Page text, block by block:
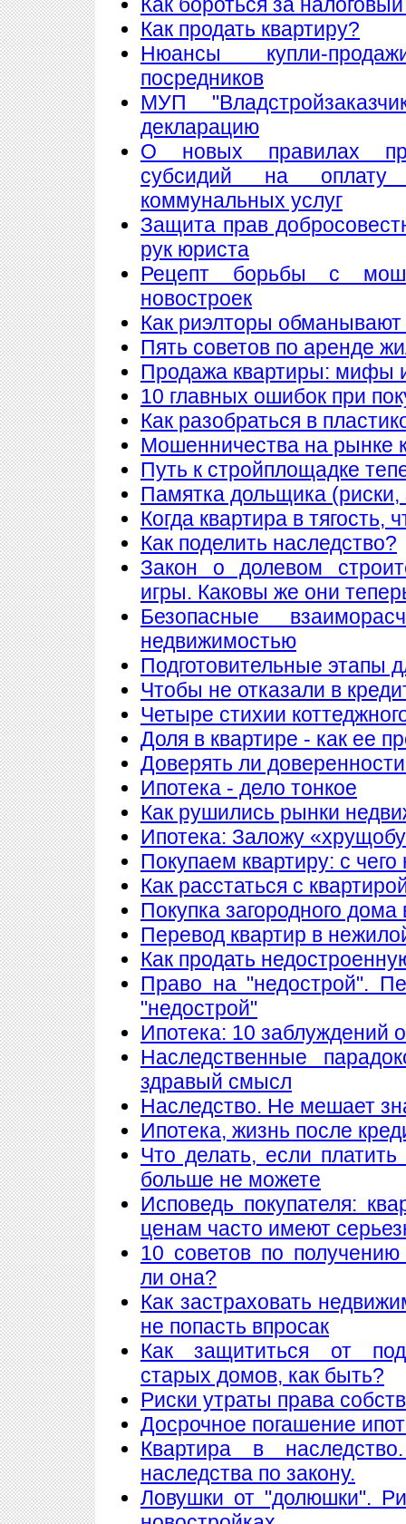
Как продать квартиру?
Нюансы купли-
посредников
МУП
декларацию
О новых правилах
субсидий на
коммунальных услуг
Защита прав
рук юриста
Рецепт борьбы с
новостроек
Как риэлторы обманывают
Пять советов по аренде
Продажа квартиры: мифы
10 главных ошибок при
Как разобраться в
Мошенничества на рынке
Путь к стройплощадке
Памятка дольщика (риски,
Когда квартира в тягость,
Как поделить наследство?
Закон о долевом
игры. Каковы же они
Безопасные
недвижимостью
Подготовительные этапы
Чтобы не отказали в
Четыре стихии
Доля в квартире - как ее
Доверять ли
Ипотека - дело тонкое
Как рушились рынки
Ипотека: Заложу
Покупаем квартиру: с чего
Как расстаться с
Покупка загородного дома
Перевод квартир в
Как продать
Право на "недострой".
"недострой"
Ипотека: 10 заблуждений
Наследственные
здравый смысл
Наследство. Не мешает
Ипотека, жизнь после
Что делать, если
больше не можете
Исповедь покупателя:
ценам часто имеют
10 советов по
ли она?
Как застраховать
не попасть впросак
Как защититься от
старых домов, как быть?
Риски утраты права
Досрочное погашение
Квартира в
наследства по закону.
Ловушки от "долюшки".